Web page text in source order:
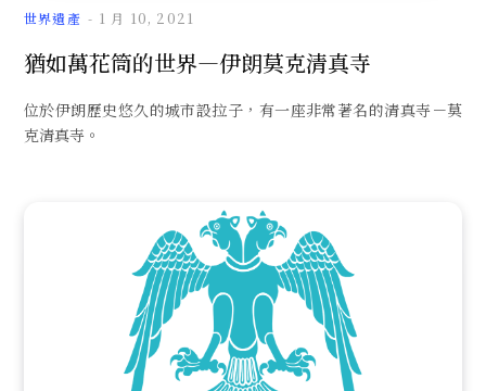
世界遺產 1 月 10, 2021
猶如萬花筒的世界—伊朗莫克清真寺
位於伊朗歷史悠久的城市設拉子，有一座非常著名的清真寺－莫
克清真寺。